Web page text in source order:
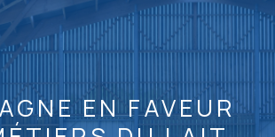
EN FAVEUR